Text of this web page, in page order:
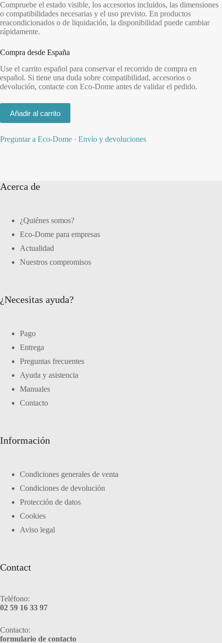
Compruebe el estado visible, los accesorios incluidos, las dimensiones
o compatibilidades necesarias y el uso previsto. En productos
reacondicionados o de liquidación, la disponibilidad puede cambiar
rápidamente.
Compra desde España
Use el carrito español para conservar el recorrido de compra en
español. Si tiene una duda sobre compatibilidad, accesorios o
devolución, contacte con Eco-Dome antes de validar el pedido.
Añadir al carrito
Preguntar a Eco-Dome · Envío y devoluciones
Acerca de
¿Quiénes somos?
Eco-Dome para empresas
Actualidad
Nuestros compromisos
¿Necesitas ayuda?
Pago
Entrega
Preguntas frecuentes
Ayuda y asistencia
Manuales
Contacto
Información
Condiciones generales de venta
Condiciones de devolución
Protección de datos
Cookies
Aviso legal
Contact
Teléfono:
02 59 16 33 97
Contacto:
formulario de contacto